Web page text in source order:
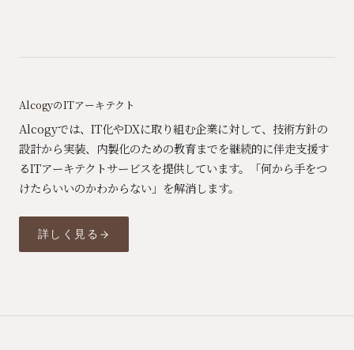
AlcogyのITアーキテクト
Alcogyでは、IT化やDXに取り組む企業に対して、技術方針の
設計から実装、内製化のための教育までを継続的に伴走支援す
るITアーキテクトサービスを提供しています。「何から手をつ
けたらいいのかわからない」を解消します。
詳しく見る